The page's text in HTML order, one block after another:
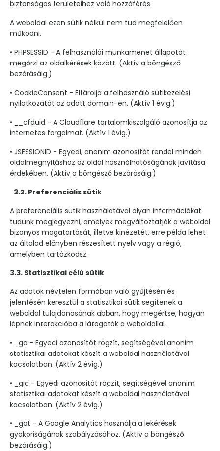
biztonságos területeihez való hozzáférés.
A weboldal ezen sütik nélkül nem tud megfelelően
működni.
• PHPSESSID - A felhasználói munkamenet állapotát
megőrzi az oldalkérések között. (Aktív a böngésző
bezárásáig.)
• CookieConsent - Eltárolja a felhasználó sütikezelési
nyilatkozatát az adott domain-en. (Aktív 1 évig.)
• __cfduid - A Cloudflare tartalomkiszolgáló azonosítja az
internetes forgalmat. (Aktív 1 évig.)
• JSESSIONID - Egyedi, anonim azonosítót rendel minden
oldalmegnyitáshoz az oldal használhatóságának javítása
érdekében. (Aktív a böngésző bezárásáig.)
3.2. Preferenciális sütik
A preferenciális sütik használatával olyan információkat
tudunk megjegyezni, amelyek megváltoztatják a weboldal
bizonyos magatartását, illetve kinézetét, erre példa lehet
az általad előnyben részesített nyelv vagy a régió,
amelyben tartózkodsz.
3.3. Statisztikai célú sütik
Az adatok névtelen formában való gyűjtésén és
jelentésén keresztül a statisztikai sütik segítenek a
weboldal tulajdonosának abban, hogy megértse, hogyan
lépnek interakcióba a látogatók a weboldallal.
• _ga - Egyedi azonosítót rögzít, segítségével anonim
statisztikai adatokat készít a weboldal használatával
kacsolatban. (Aktív 2 évig.)
• _gid - Egyedi azonosítót rögzít, segítségével anonim
statisztikai adatokat készít a weboldal használatával
kacsolatban. (Aktív 2 évig.)
• _gat - A Google Analytics használja a lekérések
gyakoriságának szabályzásához. (Aktív a böngésző
bezárásáig.)